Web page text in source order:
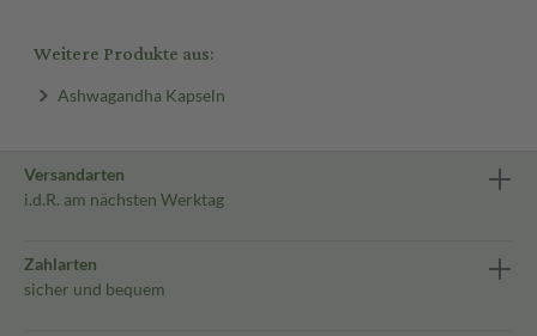
Weitere Produkte aus:
Ashwagandha Kapseln
Versandarten
i.d.R. am nächsten Werktag
Zahlarten
sicher und bequem